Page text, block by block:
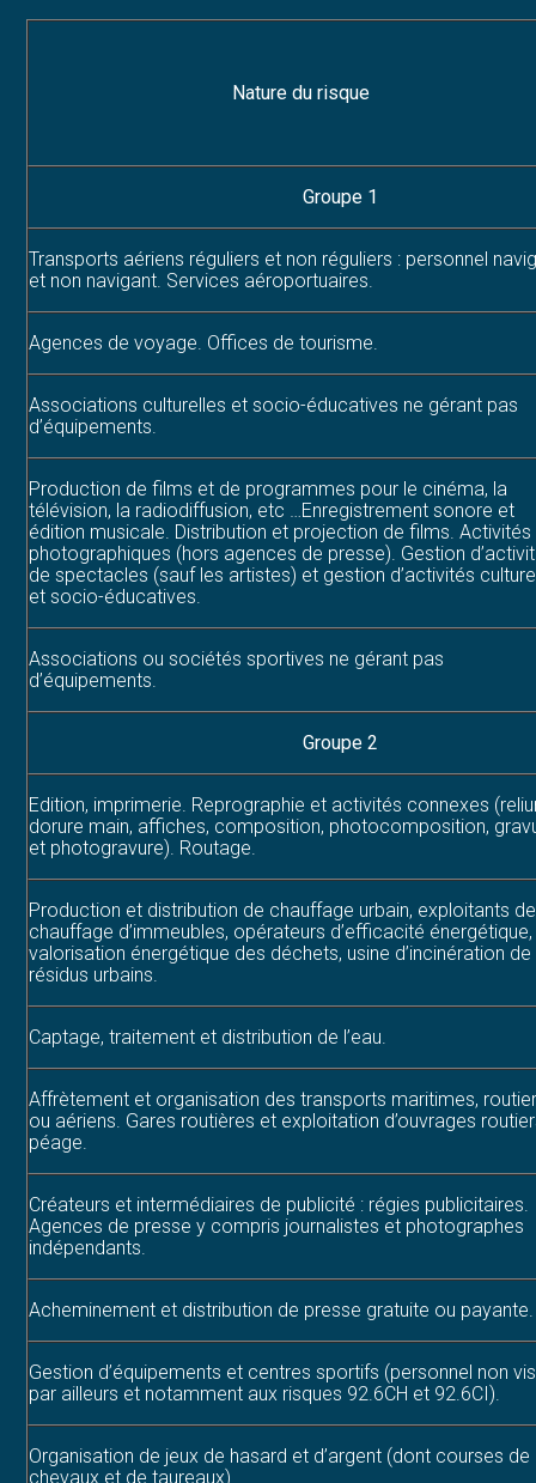
Nature du risque
Groupe 1
Transports aériens réguliers et non réguliers : personnel
et non navigant. Services aéroportuaires.
Agences de voyage. Offices de tourisme.
Associations culturelles et socio-éducatives ne gérant pas
d’équipements.
Production de films et de programmes pour le cinéma, la
télévision, la radiodiffusion, etc …Enregistrement sonore et
édition musicale. Distribution et projection de films. Activités
photographiques (hors agences de presse). Gestion
de spectacles (sauf les artistes) et gestion d’activités
et socio-éducatives.
Associations ou sociétés sportives ne gérant pas
d’équipements.
Groupe 2
Edition, imprimerie. Reprographie et activités connexes
dorure main, affiches, composition, photocomposition,
et photogravure). Routage.
Production et distribution de chauffage urbain, exploitants de
chauffage d’immeubles, opérateurs d’efficacité énergétique,
valorisation énergétique des déchets, usine d’incinération de
résidus urbains.
Captage, traitement et distribution de l’eau.
Affrètement et organisation des transports maritimes,
ou aériens. Gares routières et exploitation d’ouvrages
péage.
Créateurs et intermédiaires de publicité : régies publicitaires.
Agences de presse y compris journalistes et photographes
indépendants.
Acheminement et distribution de presse gratuite ou payante.
Gestion d’équipements et centres sportifs (personnel non
par ailleurs et notamment aux risques 92.6CH et 92.6CI).
Organisation de jeux de hasard et d’argent (dont courses de
chevaux et de taureaux).